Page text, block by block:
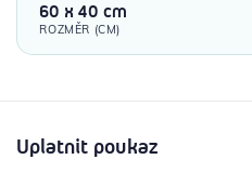
60 x 40 cm
ROZMĚR (CM)
Uplatnit poukaz